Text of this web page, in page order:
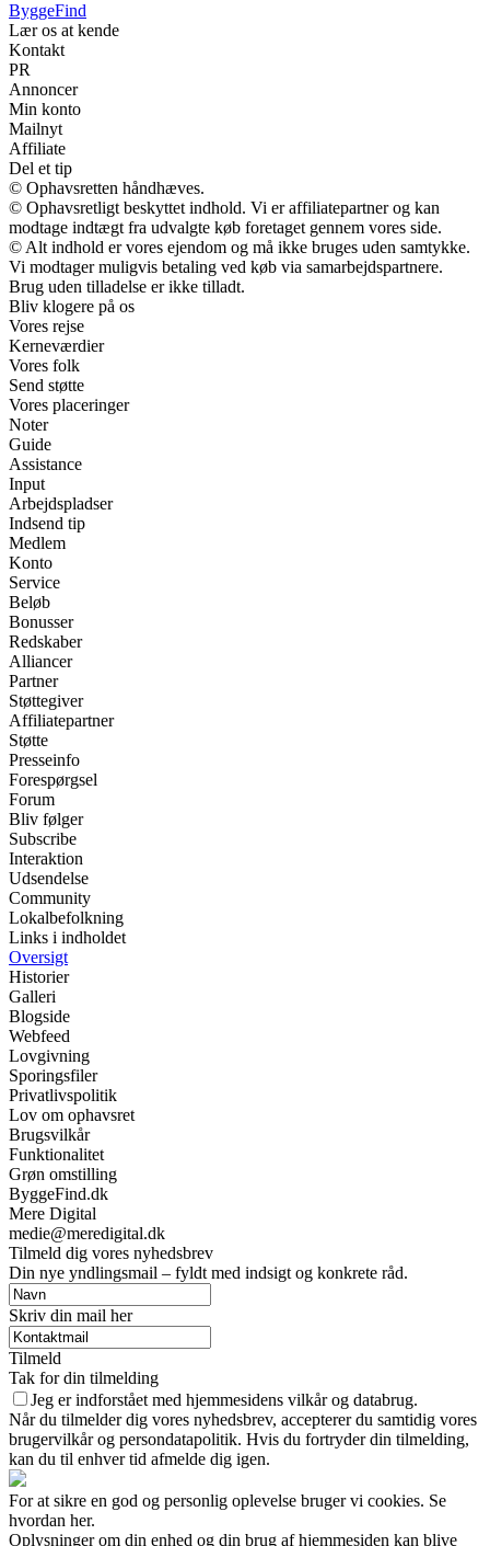
ByggeFind
Lær os at kende
Kontakt
PR
Annoncer
Min konto
Mailnyt
Affiliate
Del et tip
© Ophavsretten håndhæves.
© Ophavsretligt beskyttet indhold. Vi er affiliatepartner og kan
modtage indtægt fra udvalgte køb foretaget gennem vores side.
© Alt indhold er vores ejendom og må ikke bruges uden samtykke.
Vi modtager muligvis betaling ved køb via samarbejdspartnere.
Brug uden tilladelse er ikke tilladt.
Bliv klogere på os
Vores rejse
Kerneværdier
Vores folk
Send støtte
Vores placeringer
Noter
Guide
Assistance
Input
Arbejdspladser
Indsend tip
Medlem
Konto
Service
Beløb
Bonusser
Redskaber
Alliancer
Partner
Støttegiver
Affiliatepartner
Støtte
Presseinfo
Forespørgsel
Forum
Bliv følger
Subscribe
Interaktion
Udsendelse
Community
Lokalbefolkning
Links i indholdet
Oversigt
Historier
Galleri
Blogside
Webfeed
Lovgivning
Sporingsfiler
Privatlivspolitik
Lov om ophavsret
Brugsvilkår
Funktionalitet
Grøn omstilling
ByggeFind.dk
Mere Digital
medie@meredigital.dk
Tilmeld dig vores nyhedsbrev
Din nye yndlingsmail – fyldt med indsigt og konkrete råd.
Skriv din mail her
Tilmeld
Tak for din tilmelding
Jeg er indforstået med hjemmesidens vilkår og databrug.
Når du tilmelder dig vores nyhedsbrev, accepterer du samtidig vores
brugervilkår og persondatapolitik. Hvis du fortryder din tilmelding,
kan du til enhver tid afmelde dig igen.
For at sikre en god og personlig oplevelse bruger vi cookies. Se
hvordan her.
Oplysninger om din enhed og din brug af hjemmesiden kan blive